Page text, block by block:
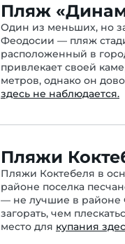
Пляж
Один из меньших, но
Феодосии — пляж
расположенный в
привлекает своей
метров, однако он
здесь не наблюдается.
Пляжи
Пляжи Коктебеля в
районе поселка
— не лучшие в районе
загорать, чем
место для купания